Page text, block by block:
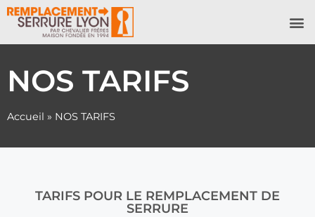
NOS TARIFS
Accueil » NOS TARIFS
TARIFS POUR LE REMPLACEMENT DE
SERRURE